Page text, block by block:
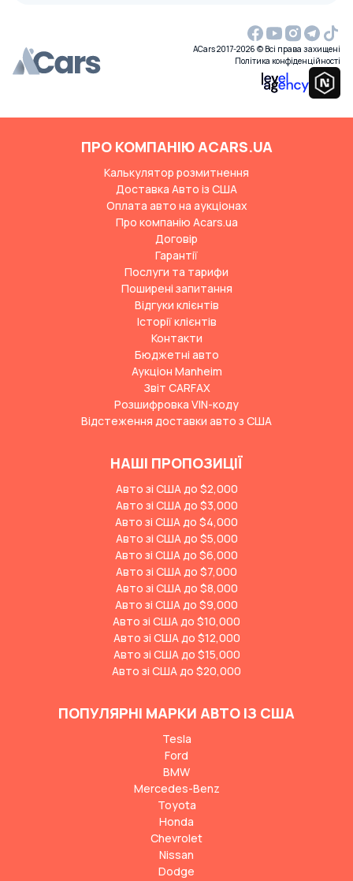
ACars 2017-2026 © Всі права захищені
Політика конфіденційності
ПРО КОМПАНІЮ ACARS.UA
Калькулятор розмитнення
Доставка Авто із США
Оплата авто на аукціонах
Про компанію Acars.ua
Договір
Гарантії
Послуги та тарифи
Поширені запитання
Відгуки клієнтів
Історії клієнтів
Контакти
Бюджетні авто
Аукціон Manheim
Звіт CARFAX
Розшифровка VIN-коду
Відстеження доставки авто з США
НАШІ ПРОПОЗИЦІЇ
Авто зі США до $2,000
Авто зі США до $3,000
Авто зі США до $4,000
Авто зі США до $5,000
Авто зі США до $6,000
Авто зі США до $7,000
Авто зі США до $8,000
Авто зі США до $9,000
Авто зі США до $10,000
Авто зі США до $12,000
Авто зі США до $15,000
Авто зі США до $20,000
ПОПУЛЯРНІ МАРКИ АВТО ІЗ США
Tesla
Ford
BMW
Mercedes-Benz
Toyota
Honda
Chevrolet
Nissan
Dodge